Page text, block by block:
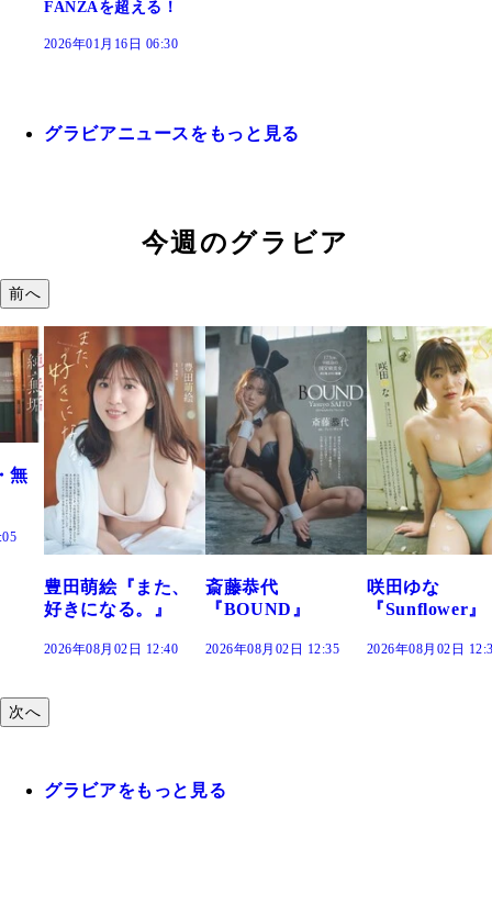
FANZAを超える！
2026年01月16日 06:30
グラビアニュースをもっと見る
今週のグラビア
前へ
斎藤恭代
『BOUND』
2026年08月02日 12:35
咲田ゆな
『Sunflower』
2026年08月02日 12:30
藤水咲桜『花
だまり』
2026年08月02日
次へ
グラビアをもっと見る